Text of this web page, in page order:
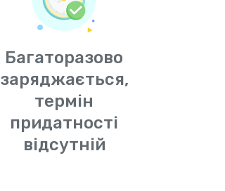
Багаторазово
заряджається,
термін
придатності
відсутній